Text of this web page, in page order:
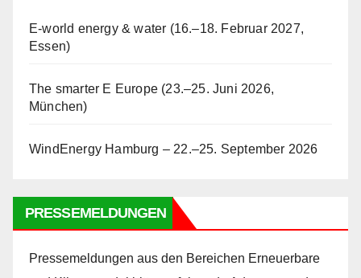
E-world energy & water (16.–18. Februar 2027,
Essen)
The smarter E Europe (23.–25. Juni 2026,
München)
WindEnergy Hamburg – 22.–25. September 2026
PRESSEMELDUNGEN
Pressemeldungen aus den Bereichen Erneuerbare